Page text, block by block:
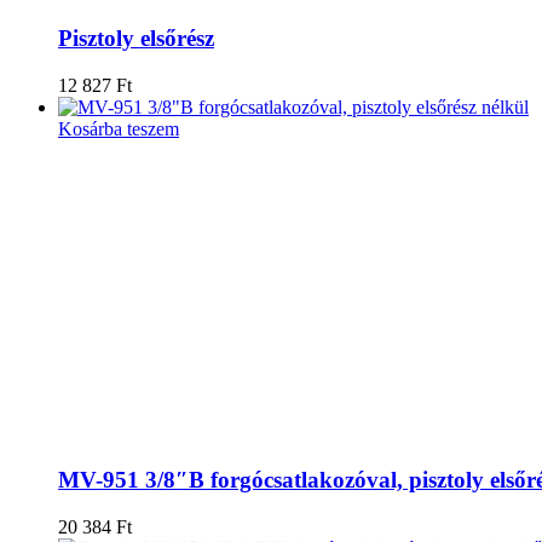
Pisztoly elsőrész
12 827 Ft
Kosárba teszem
MV-951 3/8″B forgócsatlakozóval, pisztoly
20 384 Ft